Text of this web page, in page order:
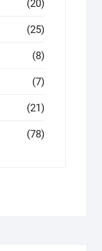
(20)
(25)
(8)
(7)
(21)
(78)